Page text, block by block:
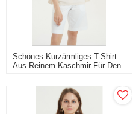
Schönes Kurzärmliges T-Shirt
Aus Reinem Kaschmir Für Den